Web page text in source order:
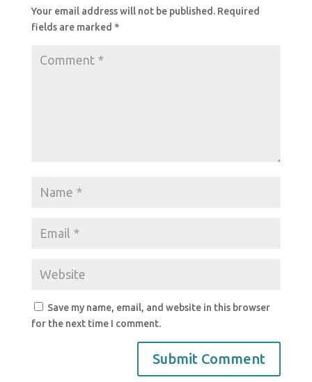
o p
Your email address will not be published. Required
fields are marked *
Save my name, email, and website in this browser
for the next time I comment.